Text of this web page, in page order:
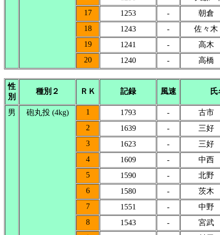
17
1253 -
朝倉
18
1243 -
佐々
19
1241 -
高木
20
1240 - 高橋
性
別
種別２ ＲＫ 記録 風速
男 砲丸投 (4kg) 1 1793 -
古市
2
1639 -
三好
3
1623 -
三好
4
1609 -
中西
5
1590 -
北野
6
1580 -
茨木
7
1551 -
中野
8
1543 -
宮武